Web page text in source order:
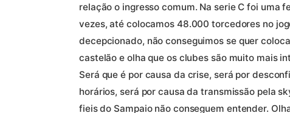
relação o ingresso comum. Na serie C foi uma
vezes, até colocamos 48.000 torcedores no
decepcionado, não conseguimos se quer
castelão e olha que os clubes são muito mais
Será que é por causa da crise, será por
horários, será por causa da transmissão pela
fieis do Sampaio não conseguem entender.